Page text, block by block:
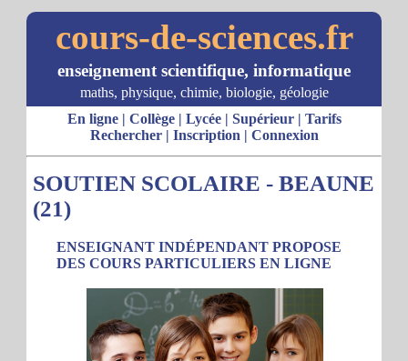
cours-de-sciences.fr
enseignement scientifique, informatique
maths, physique, chimie, biologie, géologie
En ligne| Collège| Lycée| Supérieur| Tarifs
Rechercher| Inscription | Connexion
SOUTIEN SCOLAIRE - BEAUNE
(21)
ENSEIGNANT INDÉPENDANT PROPOSE
DES COURS PARTICULIERS EN LIGNE